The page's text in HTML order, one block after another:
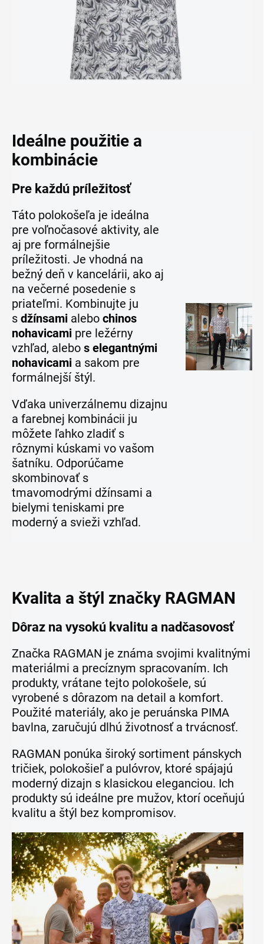
Ideálne použitie a
kombinácie
Pre každú príležitosť
Táto polokošeľa je ideálna
pre voľnočasové aktivity, ale
aj pre formálnejšie
príležitosti. Je vhodná na
bežný deň v kancelárii, ako aj
na večerné posedenie s
priateľmi. Kombinujte ju
s džínsami alebo chinos
nohavicami pre ležérny
vzhľad, alebo s elegantnými
nohavicami a sakom pre
formálnejší štýl.
Vďaka univerzálnemu dizajnu
a farebnej kombinácii ju
môžete ľahko zladiť s
rôznymi kúskami vo vašom
šatníku. Odporúčame
skombinovať s
tmavomodrými džínsami a
bielymi teniskami pre
moderný a svieži vzhľad.
Kvalita a štýl značky RAGMAN
Dôraz na vysokú kvalitu a nadčasovosť
Značka RAGMAN je známa svojimi kvalitnými
materiálmi a precíznym spracovaním. Ich
produkty, vrátane tejto polokošele, sú
vyrobené s dôrazom na detail a komfort.
Použité materiály, ako je peruánska PIMA
bavlna, zaručujú dlhú životnosť a trvácnosť.
RAGMAN ponúka široký sortiment pánskych
tričiek, polokošieľ a pulóvrov, ktoré spájajú
moderný dizajn s klasickou eleganciou. Ich
produkty sú ideálne pre mužov, ktorí oceňujú
kvalitu a štýl bez kompromisov.